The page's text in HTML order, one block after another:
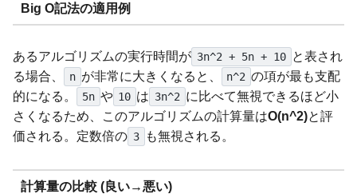
Big O記法の適用例
あるアルゴリズムの実行時間が 3n^2 + 5n + 10 と表され
る場合、
n が非常に大きくなると、 n^2 の項が最も支配
的になる。
5n や 10 は 3n^2 に比べて無視できるほど小
さくなるため、このアルゴリズムの計算量はO(n^2)と評
価される。定数倍の 3 も無視される。
計算量の比較 (良い→悪い)